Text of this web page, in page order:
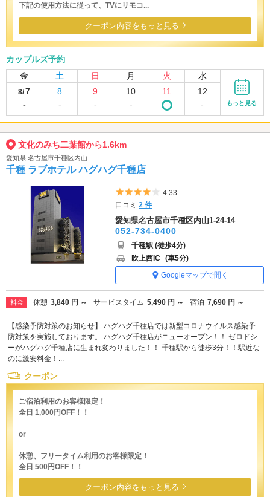
下記の使用方法に従って、TVにリモコ...
クーポン内容をもっと見る
カップルズ予約
金
土 日 月 火 水
8/7
-
8
-
9
-
10
-
11
12
-
もっと見る
文化のみち二葉館から1.6km
愛知県 名古屋市千種区内山
千種 ラブホテル ハグハグ千種店
5つ星のうち4
4.33
口コミ2 件
愛知県名古屋市千種区内山1-24-14
052-734-0400
千種駅 (徒歩4分)
吹上西IC (車5分)
Googleマップで開く
料金 休憩 3,840 円 ～ サービスタイム 5,490 円 ～ 宿泊 7,690 円 ～
【感染予防対策のお知らせ】 ハグハグ千種店では新型コロナウイルス感染予
防対策を実施しております。 ハグハグ千種店がニューオープン！！ ゼロドシ
ーがハグハグ千種店に生まれ変わりました！！ 千種駅から徒歩3分！！駅近な
のに激安料金！...
クーポン
ご宿泊利用のお客様限定！
全日 1,000円OFF！！
or
休憩、フリータイム利用のお客様限定！
全日 500円OFF！！
クーポン内容をもっと見る